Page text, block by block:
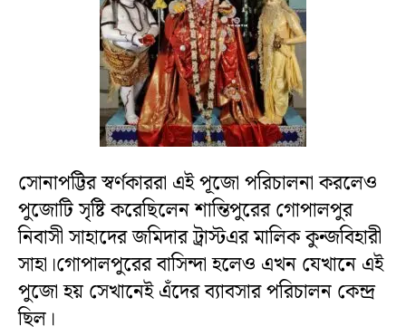
সোনাপট্টির স্বর্ণকাররা এই পূজো পরিচালনা করলেও
পুজোটি সৃষ্টি করেছিলেন শান্তিপুরের গোপালপুর
নিবাসী সাহাদের জমিদার ট্রাস্টএর মালিক কুন্জবিহারী
সাহা।গোপালপুরের বাসিন্দা হলেও এখন যেখানে এই
পুজো হয় সেখানেই এঁদের ব্যাবসার পরিচালন কেন্দ্র
ছিল।